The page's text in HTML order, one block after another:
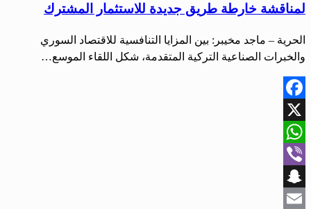
لمناقشة خارطة طريق جديدة للاستثمار المشترك
الحرية – ماجد مخيبر: بين المزايا التنافسية للاقتصاد السوري
والخبرات الصناعية التركية المتقدمة، شكل اللقاء الموسع…
Facebook
X
WhatsApp
Viber
Snapchat